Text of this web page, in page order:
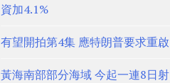
資加4.1%
有望開拍第4集 應特朗普要求重啟
黃海南部部分海域 今起一連8日射